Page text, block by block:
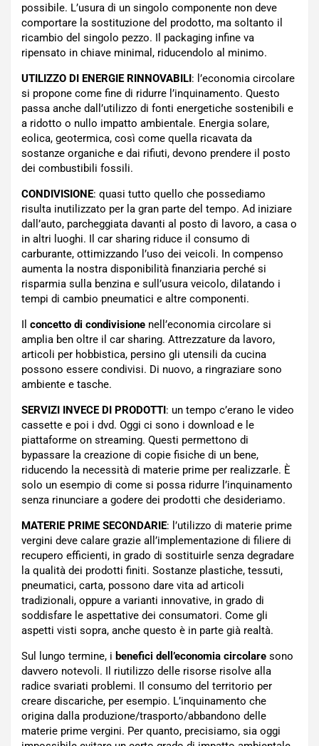
possibile. L’usura di un singolo componente non deve
comportare la sostituzione del prodotto, ma soltanto il
ricambio del singolo pezzo. Il packaging infine va
ripensato in chiave minimal, riducendolo al minimo.
UTILIZZO DI ENERGIE RINNOVABILI: l’economia circolare
si propone come fine di ridurre l’inquinamento. Questo
passa anche dall’utilizzo di fonti energetiche sostenibili e
a ridotto o nullo impatto ambientale. Energia solare,
eolica, geotermica, così come quella ricavata da
sostanze organiche e dai rifiuti, devono prendere il posto
dei combustibili fossili.
CONDIVISIONE: quasi tutto quello che possediamo
risulta inutilizzato per la gran parte del tempo. Ad iniziare
dall’auto, parcheggiata davanti al posto di lavoro, a casa o
in altri luoghi. Il car sharing riduce il consumo di
carburante, ottimizzando l’uso dei veicoli. In compenso
aumenta la nostra disponibilità finanziaria perché si
risparmia sulla benzina e sull’usura veicolo, dilatando i
tempi di cambio pneumatici e altre componenti.
Il concetto di condivisione nell’economia circolare si
amplia ben oltre il car sharing. Attrezzature da lavoro,
articoli per hobbistica, persino gli utensili da cucina
possono essere condivisi. Di nuovo, a ringraziare sono
ambiente e tasche.
SERVIZI INVECE DI PRODOTTI: un tempo c’erano le video
cassette e poi i dvd. Oggi ci sono i download e le
piattaforme on streaming. Questi permettono di
bypassare la creazione di copie fisiche di un bene,
riducendo la necessità di materie prime per realizzarle. È
solo un esempio di come si possa ridurre l’inquinamento
senza rinunciare a godere dei prodotti che desideriamo.
MATERIE PRIME SECONDARIE: l’utilizzo di materie prime
vergini deve calare grazie all’implementazione di filiere di
recupero efficienti, in grado di sostituirle senza degradare
la qualità dei prodotti finiti. Sostanze plastiche, tessuti,
pneumatici, carta, possono dare vita ad articoli
tradizionali, oppure a varianti innovative, in grado di
soddisfare le aspettative dei consumatori. Come gli
aspetti visti sopra, anche questo è in parte già realtà.
Sul lungo termine, i benefici dell’economia circolare sono
davvero notevoli. Il riutilizzo delle risorse risolve alla
radice svariati problemi. Il consumo del territorio per
creare discariche, per esempio. L’inquinamento che
origina dalla produzione/trasporto/abbandono delle
materie prime vergini. Per quanto, precisiamo, sia oggi